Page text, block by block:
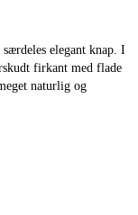
elegant knap. I
firkant med flade
naturlig og